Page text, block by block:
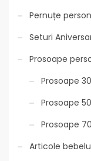
Pernuțe
Seturi
Prosoape
Prosoape
Prosoape
Prosoape
Articole